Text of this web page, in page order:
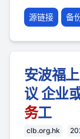
源链接 备
安波福
议 企业
务工
clb.org.hk